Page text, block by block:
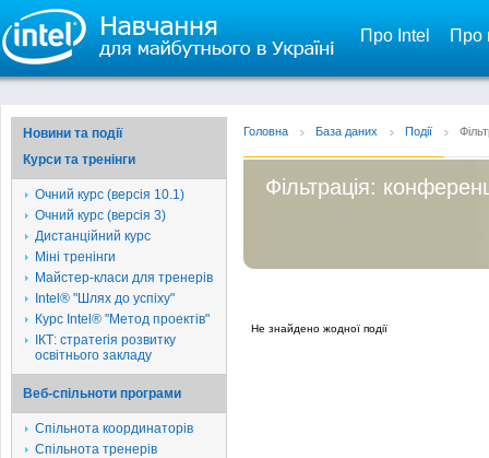
Про Intel Про
Новини та події
Курси та тренінги
Очний курс (версія 10.1)
Очний курс (версія 3)
Дистанційний курс
Міні тренінги
Майстер-класи для тренерів
Intel® "Шлях до успіху"
Курс Intel® "Метод проектів"
ІКТ: стратегія розвитку
освітнього закладу
Веб-спільноти програми
Спільнота координаторів
Спільнота тренерів
Головна База даних Події
Фільтрація:
Не знайдено жодної події